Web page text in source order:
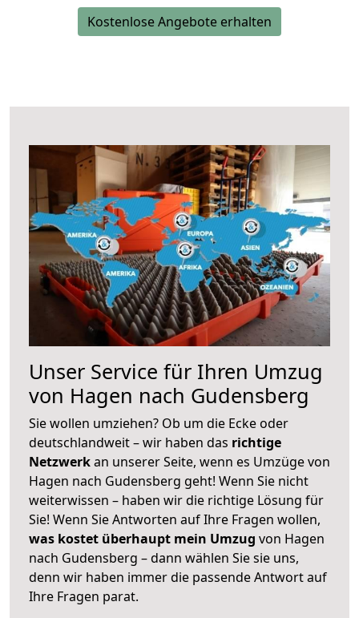
Kostenlose Angebote erhalten
Unser Service für Ihren Umzug
von Hagen nach Gudensberg
Sie wollen umziehen? Ob um die Ecke oder
deutschlandweit – wir haben das richtige
Netzwerkan unserer Seite, wenn es Umzüge von
Hagen nach Gudensberg geht! Wenn Sie nicht
weiterwissen – haben wir die richtige Lösung für
Sie! Wenn Sie Antworten auf Ihre Fragen wollen,
was kostet überhaupt mein Umzug von Hagen
nach Gudensberg – dann wählen Sie sie uns,
denn wir haben immer die passende Antwort auf
Ihre Fragen parat.